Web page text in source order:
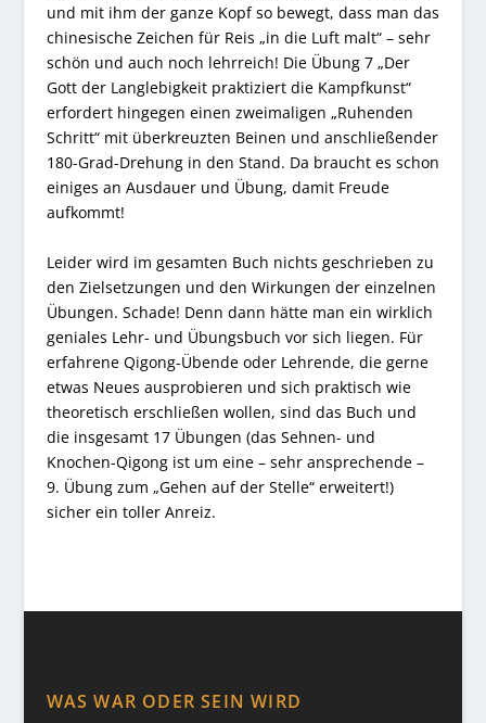
und mit ihm der ganze Kopf so bewegt, dass man das
chinesische Zeichen für Reis „in die Luft malt“ – sehr
schön und auch noch lehrreich! Die Übung 7 „Der
Gott der Langlebigkeit praktiziert die Kampfkunst“
erfordert hingegen einen zweimaligen „Ruhenden
Schritt“ mit überkreuzten Beinen und anschließender
180-Grad-Drehung in den Stand. Da braucht es schon
einiges an Ausdauer und Übung, damit Freude
aufkommt!
Leider wird im gesamten Buch nichts geschrieben zu
den Zielsetzungen und den Wirkungen der einzelnen
Übungen. Schade! Denn dann hätte man ein wirklich
geniales Lehr- und Übungsbuch vor sich liegen. Für
erfahrene Qigong-Übende oder Lehrende, die gerne
etwas Neues ausprobieren und sich praktisch wie
theoretisch erschließen wollen, sind das Buch und
die insgesamt 17 Übungen (das Sehnen- und
Knochen-Qigong ist um eine – sehr ansprechende –
9. Übung zum „Gehen auf der Stelle“ erweitert!)
sicher ein toller Anreiz.
WAS WAR ODER SEIN WIRD